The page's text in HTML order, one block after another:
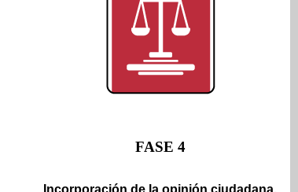
FASE 4
Incorporación de la opinión ciudadana,